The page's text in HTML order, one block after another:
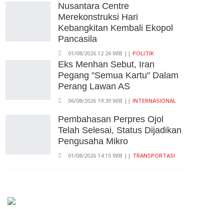
Dollar Singapura Dari Bupati
Kuansing
05/08/2026 20:37 WIB ||HUKUM
Nusantara Centre
Merekonstruksi Hari
Kebangkitan Kembali Ekopol
Pancasila
01/08/2026 12:26 WIB || POLITIK
Eks Menhan Sebut, Iran
Pegang "Semua Kartu" Dalam
Perang Lawan AS
06/08/2026 19:39 WIB || INTERNASIONAL
Pembahasan Perpres Ojol
Telah Selesai, Status Dijadikan
Pengusaha Mikro
01/08/2026 14:15 WIB || TRANSPORTASI